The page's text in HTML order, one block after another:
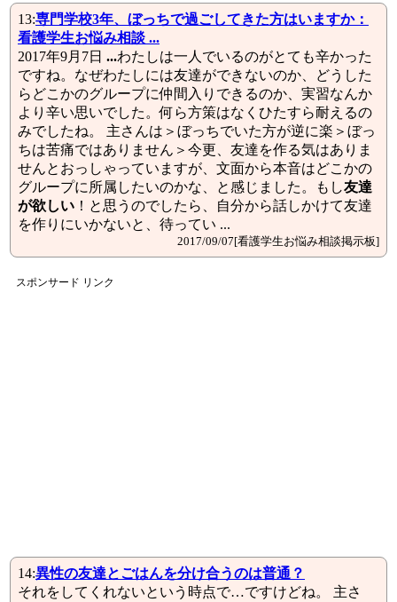
13:専門学校3年、ぼっちで過ごしてきた方はいますか：
看護学生お悩み相談 ...
2017年9月7日 ...わたしは一人でいるのがとても辛かった
ですね。なぜわたしには友達ができないのか、どうした
らどこかのグループに仲間入りできるのか、実習なんか
より辛い思いでした。何ら方策はなくひたすら耐えるの
みでしたね。 主さんは＞ぼっちでいた方が逆に楽＞ぼっ
ちは苦痛ではありません＞今更、友達を作る気はありま
せんとおっしゃっていますが、文面から本音はどこかの
グループに所属したいのかな、と感じました。もし友達
が欲しい ！と思うのでしたら、自分から話しかけて友達
を作りにいかないと、待ってい ...
2017/09/07[看護学生お悩み相談掲示板]
スポンサード リンク
14:異性の友達とごはんを分け合うのは普通？
それをしてくれないという時点で…ですけどね。 主さ